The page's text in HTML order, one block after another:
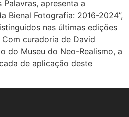
Palavras, apresenta a
Bienal Fotografia: 2016-2024”,
nas últimas edições
curadoria de David
do Museu do Neo-Realismo, a
de aplicação deste